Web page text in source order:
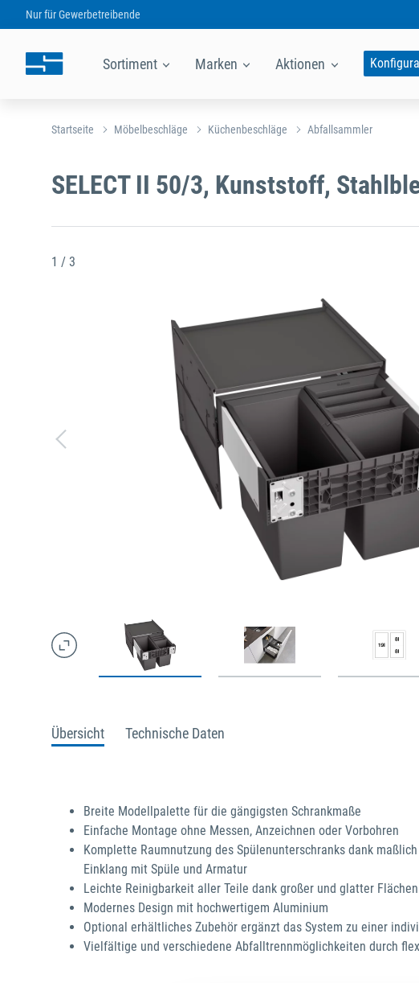
Nur fürGewerbetreibende
Sortiment Marken Aktionen
Startseite Möbelbeschläge Küchenbeschläge Abfallsammler
SELECT II 50/3, Kunststoff,
1 / 3
Übersicht Technische Daten
Breite Modellpalette für die gängigsten Schrankmaße
Einfache Montage ohne Messen, Anzeichnen oder Vorbohren​
Komplette Raumnutzung des Spülenunterschranks dank
Einklang mit Spüle und Armatur
Leichte Reinigbarkeit aller Teile dank großer und glatter Flächen
Modernes Design mit hochwertigem Aluminium
Optional erhältliches Zubehör ergänzt das System zu einer
Vielfältige und verschiedene Abfalltrennmöglichkeiten durch